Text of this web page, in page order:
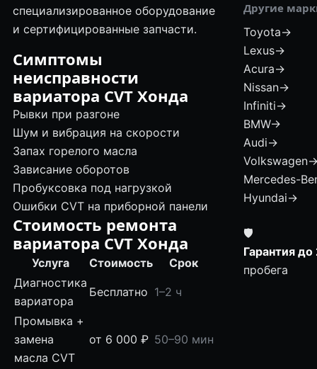
специализированное оборудование
и сертифицированные запчасти.
Симптомы
неисправности
вариатора CVT Хонда
Рывки при разгоне
Шум и вибрация на скорости
Запах горелого масла
Зависание оборотов
Пробуксовка под нагрузкой
Ошибки CVT на приборной панели
Стоимость ремонта
вариатора CVT Хонда
Услуга Стоимость
Срок
Диагностика
вариатора
Бесплатно 1–2 ч
Промывка +
замена
масла CVT
от 6 000 ₽ 50–90 мин
Другие
Toyota→
Lexus→
Acura→
Nissan→
Infiniti→
BMW→
Audi→
Volkswagen
Mercedes-
Hyundai→
🛡
Гарантия до
пробега